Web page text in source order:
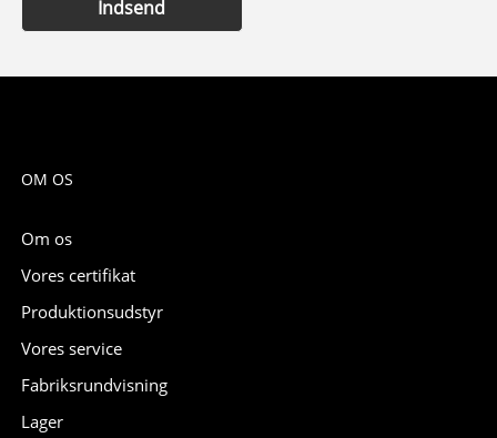
Indsend
OM OS
Om os
Vores certifikat
Produktionsudstyr
Vores service
Fabriksrundvisning
Lager